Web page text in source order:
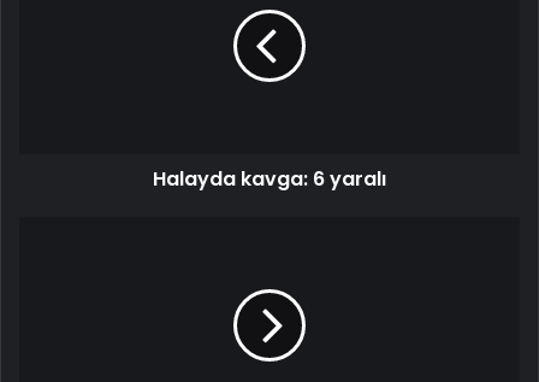
Halayda kavga: 6 yaralı